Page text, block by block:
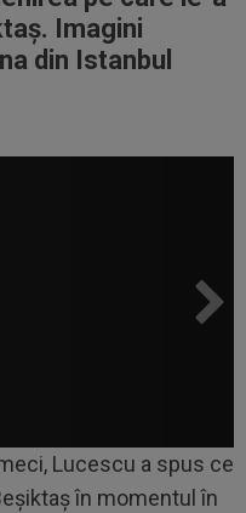
Imagini
din Istanbul
Lucescu a spus ce
în momentul în